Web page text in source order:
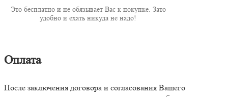
Это бесплатно и не обязывает Вас к покупке. Зато
удобно и ехать никуда не надо!
Оплата
После заключения договора и согласования Вашего